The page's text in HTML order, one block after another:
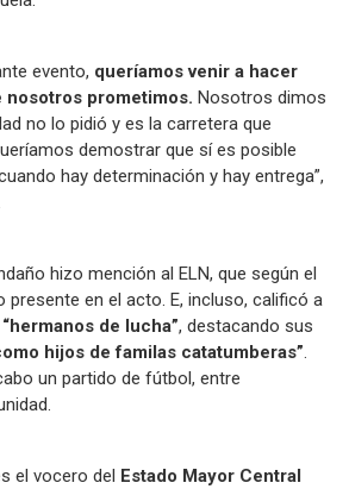
evento, queríamos venir a hacer
nosotros prometimos. Nosotros dimos
no lo pidió y es la carretera que
demostrar que sí es posible
hay determinación y hay entrega”,
hizo mención al ELN, que según el
presente en el acto. E, incluso, calificó a
“hermanos de lucha”, destacando sus
hijos de familas catatumberas”.
un partido de fútbol, entre
el vocero del
Estado Mayor Central